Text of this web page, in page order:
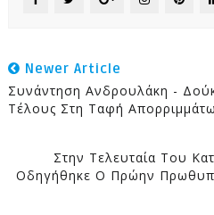
Newer Article
Συνάντηση Ανδρουλάκη -
Τέλους Στη Ταφή
Στην Τελευταία Του
Οδηγήθηκε Ο Πρώην